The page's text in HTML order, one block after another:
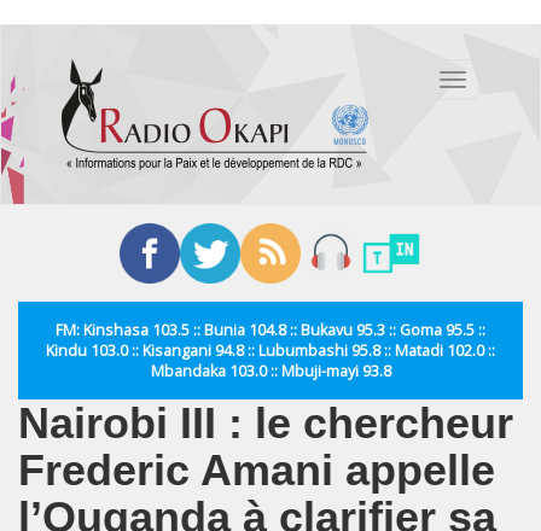
contenu
principal
Toggle
FM: Kinshasa 103.5 :: Bunia 104.8 :: Bukavu 95.3 :: Goma 95.5 ::
Kindu 103.0 :: Kisangani 94.8 :: Lubumbashi 95.8 :: Matadi 102.0 ::
Mbandaka 103.0 :: Mbuji-mayi 93.8
Nairobi III : le chercheur
Frederic Amani appelle
l’Ouganda à clarifier sa